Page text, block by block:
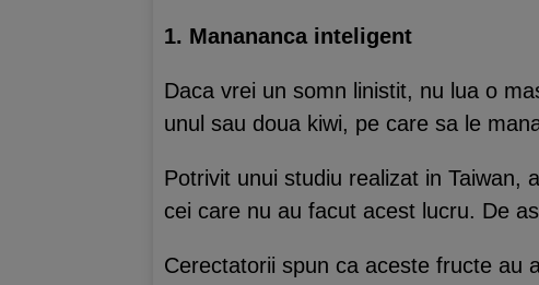
1. Manananca inteligent
Daca vrei un somn linistit, nu lua o
unul sau doua kiwi, pe care sa le
Potrivit unui studiu realizat in Taiwan,
cei care nu au facut acest lucru. De
Cerectatorii spun ca aceste fructe au